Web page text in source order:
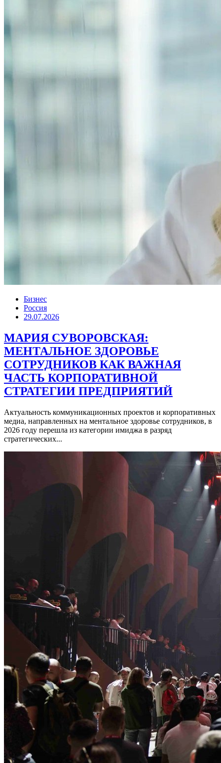
Бизнес
Россия
29.07.2026
МАРИЯ СУВОРОВСКАЯ:
МЕНТАЛЬНОЕ ЗДОРОВЬЕ
СОТРУДНИКОВ КАК ВАЖНАЯ
ЧАСТЬ КОРПОРАТИВНОЙ
СТРАТЕГИИ ПРЕДПРИЯТИЙ
Актуальность коммуникационных проектов и корпоративных
медиа, направленных на ментальное здоровье сотрудников, в
2026 году перешла из категории имиджа в разряд
стратегических...